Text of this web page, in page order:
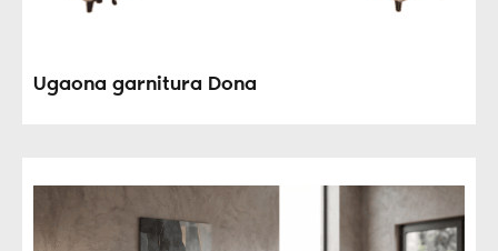
Ugaona garnitura Dona